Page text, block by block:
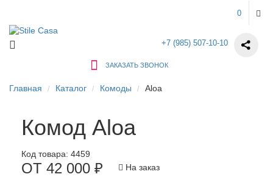
0
+7 (985) 507-10-10
ЗАКАЗАТЬ ЗВОНОК
Главная Каталог Комоды Aloa
Комод Aloa
Код товара: 4459
ОТ 42 000 ₽ На заказ